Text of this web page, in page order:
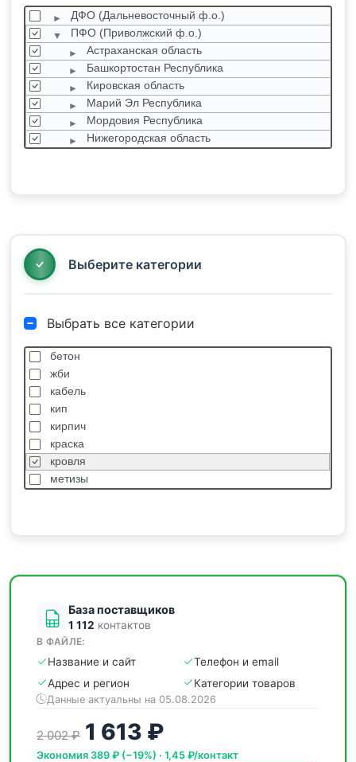
ДФО (Дальневосточный ф.о.)
ПФО (Приволжский ф.о.)
Астраханская область
Башкортостан Республика
Кировская область
Марий Эл Республика
Мордовия Республика
Нижегородская область
Выберите категории
Выбрать все категории
бетон
жби
кабель
кип
кирпич
краска
кровля
метизы
База поставщиков
1 112 контактов
В ФАЙЛЕ:
Название и сайт
Телефон и email
Адрес и регион
Категории товаров
Данные актуальны на 05.08.2026
2 002 ₽ 1 613 ₽
Экономия 389 ₽ (−19%) · 1,45 ₽/контакт